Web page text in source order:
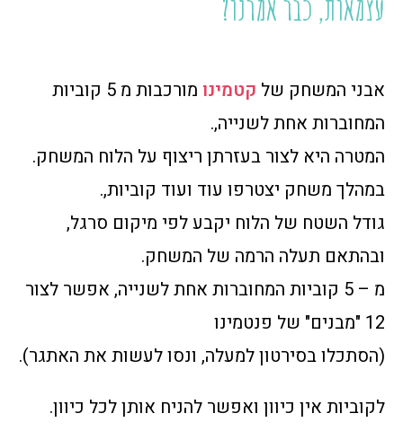
עצמאות, כבר אמרנו?
אבני המשחק של קטמינו
מורכבות מ 5 קוביות
המחוברות אחת לשנייה,.
המטרה היא לצור בעזרתן ריצוף על הלוח המשחק.
במהלך משחק יצטרפו עוד ועוד קוביות,.
גודל השטח של הלוח יקבע לפי מיקום סרגל,
ובהתאם תעלה הרמה של המשחק.
מ – 5 קוביות המחוברות אחת לשנייה, אפשר לצור
12 "מבנים" של פנטמינו
(הסתכלו בסירטון למעלה, ונסו לעשות את האתגר).
לקוביות אין כיוון ואפשר להניח אותן לכל כיוון.